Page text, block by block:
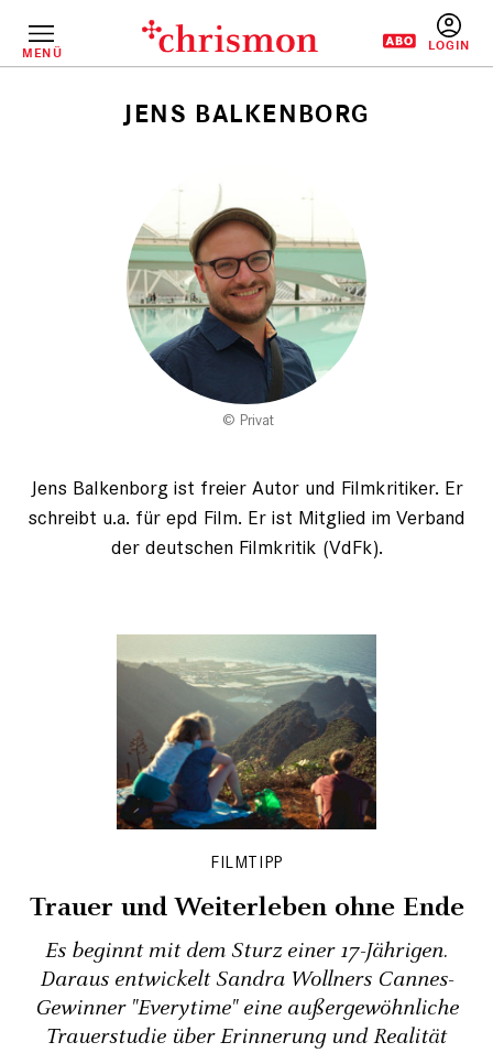
InhaltMENÜ
Pfadnavigation
JENS BALKENBORG
Privat
Jens Balkenborg ist freier Autor und Filmkritiker. Er
schreibt u.a. für epd Film. Er ist Mitglied im Verband
der deutschen Filmkritik (VdFk).
FILMTIPP
Trauer und Weiterleben ohne Ende
Es beginnt mit dem Sturz einer 17-Jährigen.
Daraus entwickelt Sandra Wollners Cannes-
Gewinner "Everytime" eine außergewöhnliche
Trauerstudie über Erinnerung und Realität